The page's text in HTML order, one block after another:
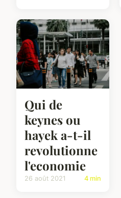
Qui de
keynes ou
hayek a-t-il
revolutionne
l'economie
26 août 2021 4 min